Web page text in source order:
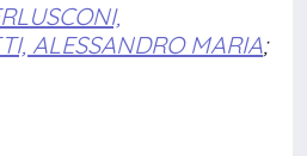
ALESSANDRO MARIA;